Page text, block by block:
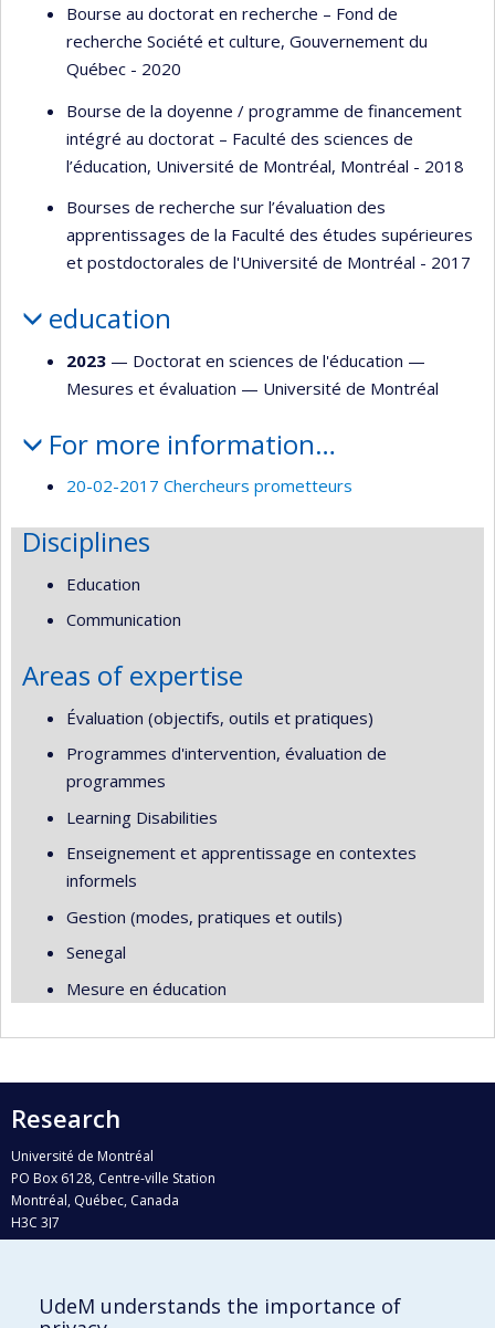
Bourse au doctorat en recherche – Fond de
recherche Société et culture, Gouvernement du
Québec - 2020
Bourse de la doyenne / programme de financement
intégré au doctorat – Faculté des sciences de
l’éducation, Université de Montréal, Montréal - 2018
Bourses de recherche sur l’évaluation des
apprentissages de la Faculté des études supérieures
et postdoctorales de l'Université de Montréal - 2017
education
2023 — Doctorat en sciences de l'éducation —
Mesures et évaluation — Université de Montréal
For more information…
20-02-2017 Chercheurs prometteurs
Disciplines
Education
Communication
Areas of expertise
Évaluation (objectifs, outils et pratiques)
Programmes d'intervention, évaluation de
programmes
Learning Disabilities
Enseignement et apprentissage en contextes
informels
Gestion (modes, pratiques et outils)
Senegal
Mesure en éducation
Research
Université de Montréal
PO Box 6128, Centre-ville Station
Montréal, Québec, Canada
H3C 3J7
Who does what?
UdeM understands the importance of